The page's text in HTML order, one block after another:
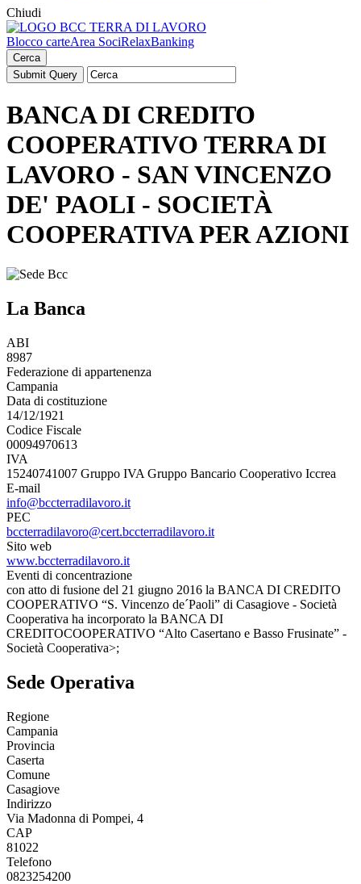
Chiudi
Blocco carteArea SociRelaxBanking
Cerca
BANCA DI CREDITO
COOPERATIVO TERRA DI
LAVORO - SAN VINCENZO
DE' PAOLI - SOCIETÀ
COOPERATIVA PER AZIONI
La Banca
ABI
8987
Federazione di appartenenza
Campania
Data di costituzione
14/12/1921
Codice Fiscale
00094970613
IVA
15240741007 Gruppo IVA Gruppo Bancario Cooperativo Iccrea
E-mail
info@bccterradilavoro.it
PEC
bccterradilavoro@cert.bccterradilavoro.it
Sito web
www.bccterradilavoro.it
Eventi di concentrazione
con atto di fusione del 21 giugno 2016 la BANCA DI CREDITO
COOPERATIVO “S. Vincenzo de´Paoli” di Casagiove - Società
Cooperativa ha incorporato la BANCA DI
CREDITOCOOPERATIVO “Alto Casertano e Basso Frusinate” -
Società Cooperativa>;
Sede Operativa
Regione
Campania
Provincia
Caserta
Comune
Casagiove
Indirizzo
Via Madonna di Pompei, 4
CAP
81022
Telefono
0823254200